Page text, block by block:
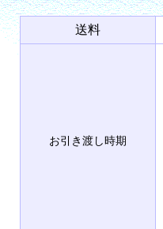
送料
お引き渡し時期